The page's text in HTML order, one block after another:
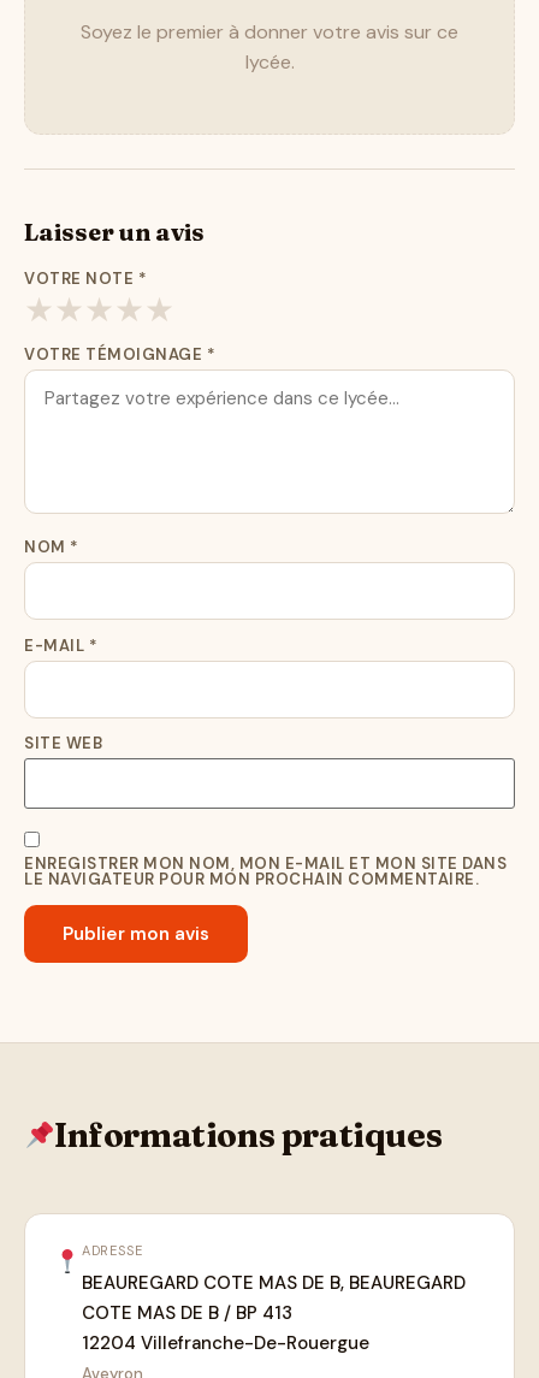
Soyez le premier à donner votre avis sur ce
lycée.
Laisser un avis
VOTRE NOTE *
★★★★★
VOTRE TÉMOIGNAGE *
NOM *
E-MAIL *
SITE WEB
ENREGISTRER MON NOM, MON E-MAIL ET MON SITE DANS
LE NAVIGATEUR POUR MON PROCHAIN COMMENTAIRE.
Informations pratiques
ADRESSE
BEAUREGARD COTE MAS DE B, BEAUREGARD
COTE MAS DE B / BP 413
12204 Villefranche-De-Rouergue